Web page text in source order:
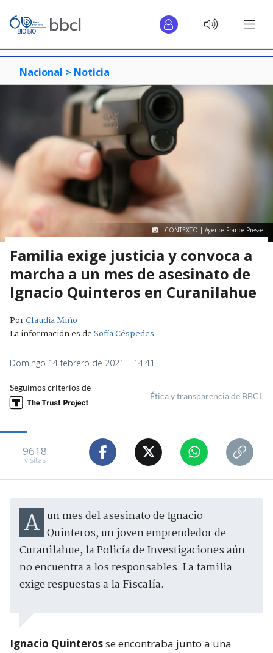
Nacional > Noticia
CONTEXTO | Agence France-Presse
Familia exige justicia y convoca a
marcha a un mes de asesinato de
Ignacio Quinteros en Curanilahue
PorClaudia Miño
La información es deSofía Céspedes
Domingo 14 febrero de 2021 | 14:41
Seguimos criterios de
Ética y transparencia de BBCL
9618
visitas
A un mes del asesinato de Ignacio Quinteros, un joven emprendedor de
Curanilahue, la Policía de Investigaciones aún
no encuentra a los responsables. La familia
exige respuestas a la Fiscalía.
Ignacio Quinterosse encontraba junto a una